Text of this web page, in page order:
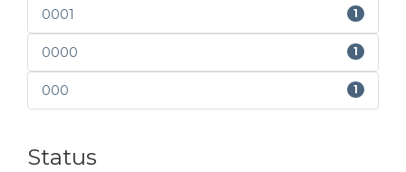
0001 1
0000 1
000 1
Status